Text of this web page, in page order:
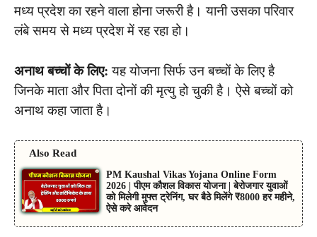
मध्य प्रदेश का रहने वाला होना जरूरी है। यानी उसका परिवार
लंबे समय से मध्य प्रदेश में रह रहा हो।
अनाथ बच्चों के लिए:यह योजना सिर्फ उन बच्चों के लिए है
जिनके माता और पिता दोनों की मृत्यु हो चुकी है। ऐसे बच्चों को
अनाथ कहा जाता है।
Also Read
PM Kaushal Vikas Yojana Online Form
2026 | पीएम कौशल विकास योजना | बेरोजगार युवाओं
को मिलेगी मुफ्त ट्रेनिंग, घर बैठे मिलेंगे ₹8000 हर महीने,
ऐसे करे आवेदन